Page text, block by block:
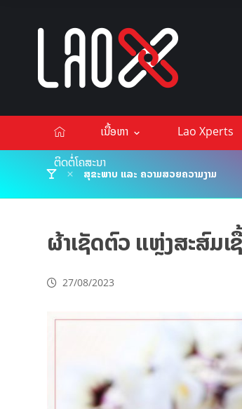
ເນື້ອຫາ Lao Xperts
ຕິດຕໍ່ໂຄສະນາ
ສຸຂະພາບ ແລະ ຄວາມສວຍຄວາມງາມ
ຜ້າເຊັດຕົວ ແຫຼ່ງສະສົມ
27/08/2023